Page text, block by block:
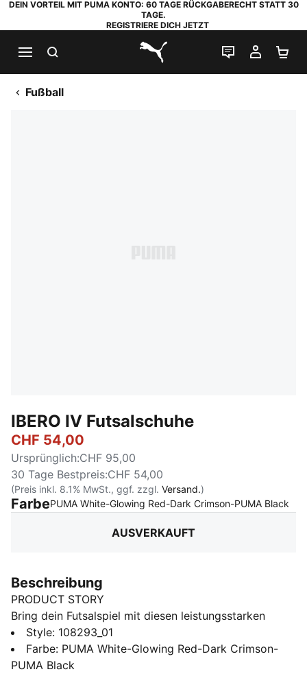
DEIN VORTEIL MIT PUMA KONTO: 60 TAGE RÜCKGABERECHT STATT 30
TAGE.
REGISTRIERE DICH JETZT
PUMA.com
LIVE-CHAT
MEIN
Fußball
IBERO IV Futsalschuhe
CHF 54,00
Ursprünglich:CHF 95,00
30 Tage Bestpreis:CHF 54,00
(Preis inkl. 8.1% MwSt., ggf. zzgl. Versand.)
FarbePUMA White-Glowing Red-Dark Crimson-PUMA Black
AUSVERKAUFT
Beschreibung
PRODUCT STORY
Bring dein Futsalspiel mit diesen leistungsstarken
Schuhen auf ein neues Level. Sie wurden für
Schnelligkeit und Agilität entwickelt und verfügen über
einen SPEEDCAGE am Mittelfuß für Atmungsaktivität,
Style: 108293_01
Farbe: PUMA White-Glowing Red-Dark Crimson-
PUMA Black